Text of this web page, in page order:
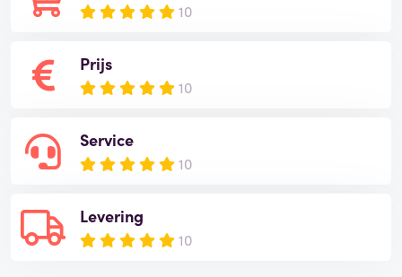
10
Prijs
10
Service
10
Levering
10